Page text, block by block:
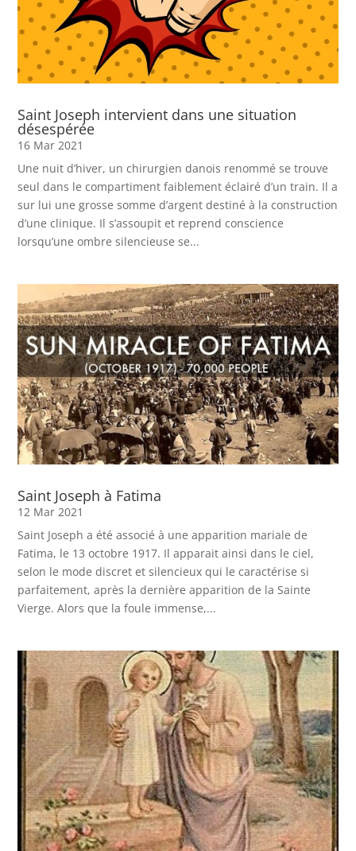
Saint Joseph intervient dans une situation
désespérée
16 Mar 2021
Une nuit d’hiver, un chirurgien danois renommé se trouve
seul dans le compartiment faiblement éclairé d’un train. Il a
sur lui une grosse somme d’argent destiné à la construction
d’une clinique. Il s’assoupit et reprend conscience
lorsqu’une ombre silencieuse se...
Saint Joseph à Fatima
12 Mar 2021
Saint Joseph a été associé à une apparition mariale de
Fatima, le 13 octobre 1917. Il apparait ainsi dans le ciel,
selon le mode discret et silencieux qui le caractérise si
parfaitement, après la dernière apparition de la Sainte
Vierge. Alors que la foule immense,...